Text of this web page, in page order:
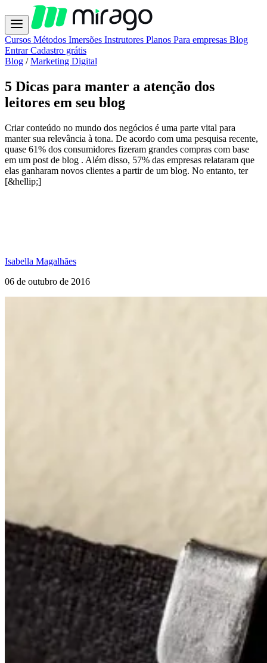
Cursos Métodos Imersões Instrutores Planos Para empresas Blog
EntrarCadastro grátis
Blog / Marketing Digital
5 Dicas para manter a atenção dos
leitores em seu blog
Criar conteúdo no mundo dos negócios é uma parte vital para
manter sua relevância à tona. De acordo com uma pesquisa recente,
quase 61% dos consumidores fizeram grandes compras com base
em um post de blog . Além disso, 57% das empresas relataram que
elas ganharam novos clientes a partir de um blog. No entanto, ter
[&hellip;]
Isabella Magalhães
06 de outubro de 2016